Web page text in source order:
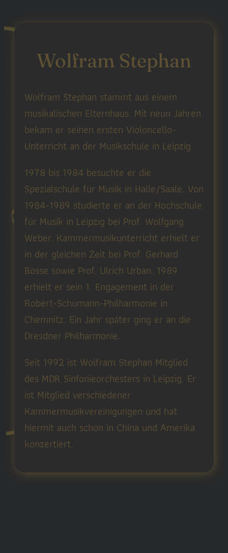
Wolfram Stephan
Wolfram Stephan stammt aus einem
musikalischen Elternhaus. Mit neun Jahren
bekam er seinen ersten Violoncello-
Unterricht an der Musikschule in Leipzig.
1978 bis 1984 besuchte er die
Spezialschule für Musik in Halle/Saale. Von
1984-1989 studierte er an der Hochschule
für Musik in Leipzig bei Prof. Wolfgang
Weber. Kammermusikunterricht erhielt er
in der gleichen Zeit bei Prof. Gerhard
Bosse sowie Prof. Ulrich Urban. 1989
erhielt er sein 1. Engagement in der
Robert-Schumann-Philharmonie in
Chemnitz. Ein Jahr später ging er an die
Dresdner Philharmonie.
Seit 1992 ist Wolfram Stephan Mitglied
des MDR Sinfonieorchesters in Leipzig. Er
ist Mitglied verschiedener
Kammermusikvereinigungen und hat
hiermit auch schon in China und Amerika
konzertiert.